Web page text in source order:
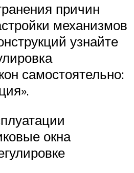
причин
механизмов
узнайте
самостоятельно:
окна